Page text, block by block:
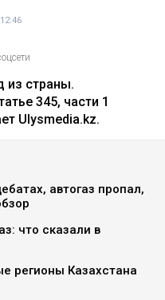
из страны.
345, части 1
Ulysmedia.kz.
автогаз пропал,
что сказали в
регионы Казахстана